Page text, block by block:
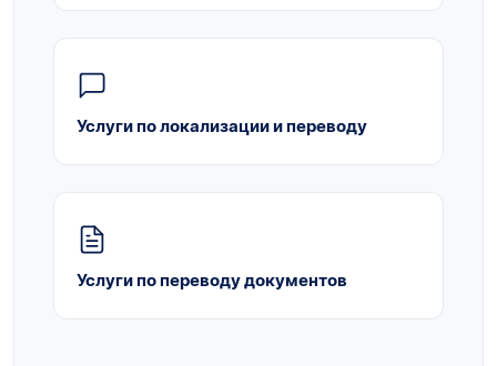
Услуги по локализации и переводу
Услуги по переводу документов